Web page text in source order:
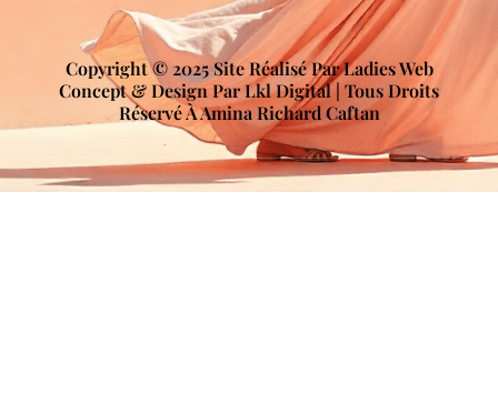
Copyright © 2025 Site Réalisé Par Ladies Web
Concept & Design Par Lkl Digital | Tous Droits
Réservé À Amina Richard Caftan